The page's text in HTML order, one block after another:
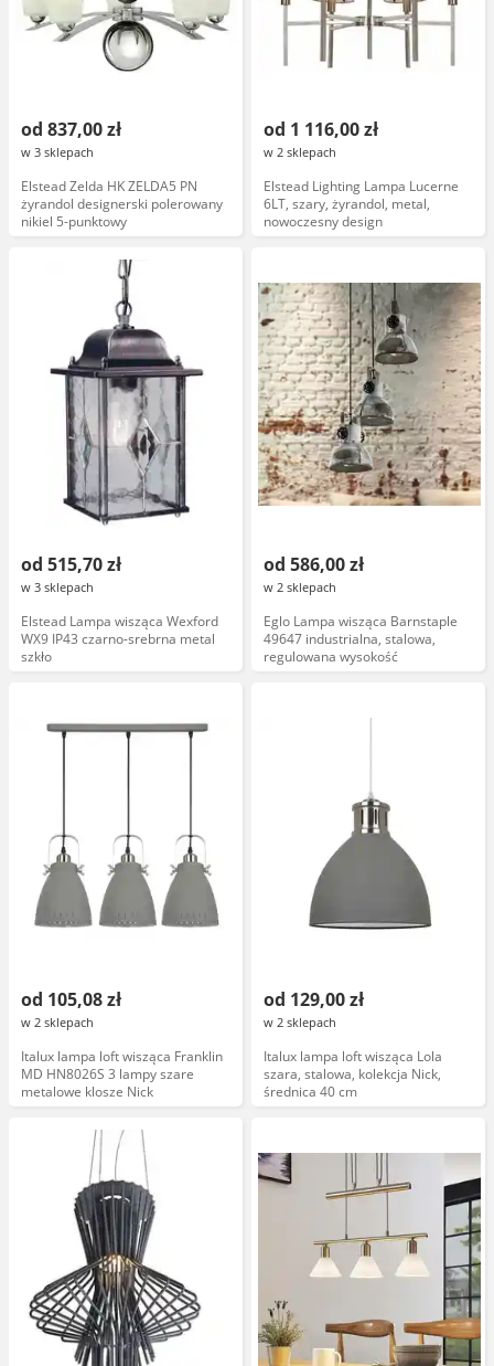
od 837,00 zł
w 3 sklepach
Elstead Zelda HK ZELDA5 PN
żyrandol designerski polerowany
nikiel 5-punktowy
od 1 116,00 zł
w 2 sklepach
Elstead Lighting Lampa Lucerne
6LT, szary, żyrandol, metal,
nowoczesny design
od 515,70 zł
w 3 sklepach
Elstead Lampa wisząca Wexford
WX9 IP43 czarno-srebrna metal
szkło
od 586,00 zł
w 2 sklepach
Eglo Lampa wisząca Barnstaple
49647 industrialna, stalowa,
regulowana wysokość
od 105,08 zł
w 2 sklepach
Italux lampa loft wisząca Franklin
MD HN8026S 3 lampy szare
metalowe klosze Nick
od 129,00 zł
w 2 sklepach
Italux lampa loft wisząca Lola
szara, stalowa, kolekcja Nick,
średnica 40 cm